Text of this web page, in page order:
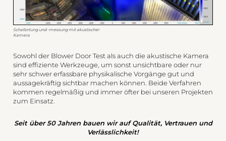
Schallortung und -messung mit akustischer
Kamera
Sowohl der Blower Door Test als auch die akustische Kamera
sind effiziente Werkzeuge, um sonst unsichtbare oder nur
sehr schwer erfassbare physikalische Vorgänge gut und
aussagekräftig sichtbar machen können. Beide Verfahren
kommen regelmäßig und immer öfter bei unseren Projekten
zum Einsatz.
Seit über 50 Jahren bauen wir auf Qualität, Vertrauen und
Verlässlichkeit!